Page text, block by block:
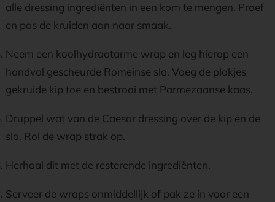
alle dressing ingrediënten in een kom te mengen. Proef
en pas de kruiden aan naar smaak.
Neem een koolhydraatarme wrap en leg hierop een
handvol gescheurde Romeinse sla. Voeg de plakjes
gekruide kip toe en bestrooi met Parmezaanse kaas.
Druppel wat van de Caesar dressing over de kip en de
sla. Rol de wrap strak op.
Herhaal dit met de resterende ingrediënten.
Serveer de wraps onmiddellijk of pak ze in voor een